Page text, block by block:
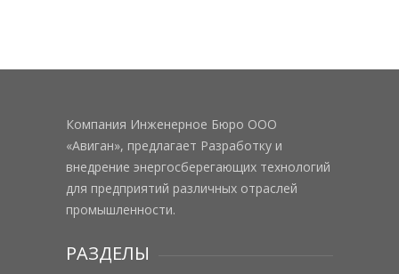
Компания Инженерное Бюро ООО
«Авиган», предлагает Разработку и
внедрение энергосберегающих технологий
для предприятий различных отраслей
промышленности.
РАЗДЕЛЫ